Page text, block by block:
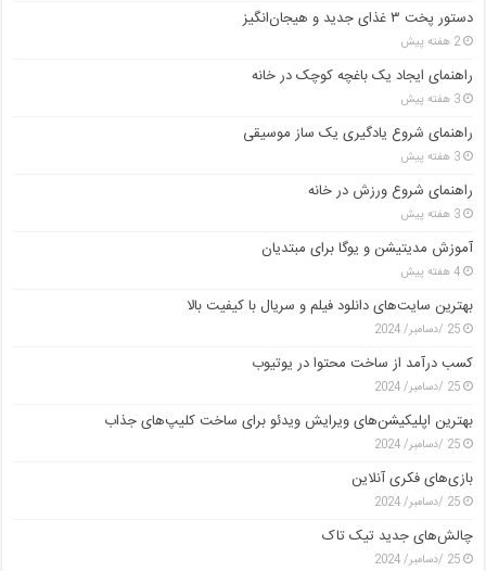
دستور پخت ۳ غذای جدید و هیجان‌انگیز
2 هفته پیش
راهنمای ایجاد یک باغچه کوچک در خانه
3 هفته پیش
راهنمای شروع یادگیری یک ساز موسیقی
3 هفته پیش
راهنمای شروع ورزش در خانه
3 هفته پیش
آموزش مدیتیشن و یوگا برای مبتدیان
4 هفته پیش
بهترین سایت‌های دانلود فیلم و سریال با کیفیت بالا
25 /دسامبر/ 2024
کسب درآمد از ساخت محتوا در یوتیوب
25 /دسامبر/ 2024
بهترین اپلیکیشن‌های ویرایش ویدئو برای ساخت کلیپ‌های جذاب
25 /دسامبر/ 2024
بازی‌های فکری آنلاین
25 /دسامبر/ 2024
چالش‌های جدید تیک تاک
25 /دسامبر/ 2024